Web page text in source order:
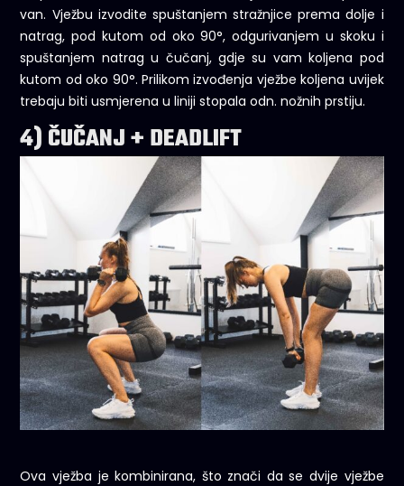
van. Vježbu izvodite spuštanjem stražnjice prema dolje i
natrag, pod kutom od oko 90°, odgurivanjem u skoku i
spuštanjem natrag u čučanj, gdje su vam koljena pod
kutom od oko 90°. Prilikom izvođenja vježbe koljena uvijek
trebaju biti usmjerena u liniji stopala odn. nožnih prstiju.
4) ČUČANJ + DEADLIFT
Ova vježba je kombinirana, što znači da se dvije vježbe